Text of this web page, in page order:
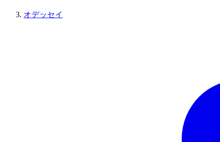
オデッセイ